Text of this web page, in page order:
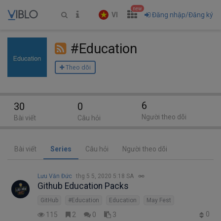
VI
new
Đăng nhập/Đăng ký
#Education
Theo dõi
Bài viết Series Câu hỏi Người theo dõi
Lưu Văn Đức thg 5 5, 2020 5:18 SA
Github Education Packs
GitHub #Education Education May Fest
115 2 0 3 0
30
Bài viết
0
Câu hỏi
6
Người theo dõi